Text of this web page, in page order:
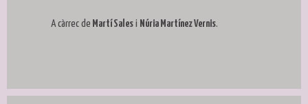
A càrrec de Martí Sales i Núria Martínez Vernis.